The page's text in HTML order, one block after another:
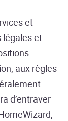
et
légales et
aux règles
d’entraver